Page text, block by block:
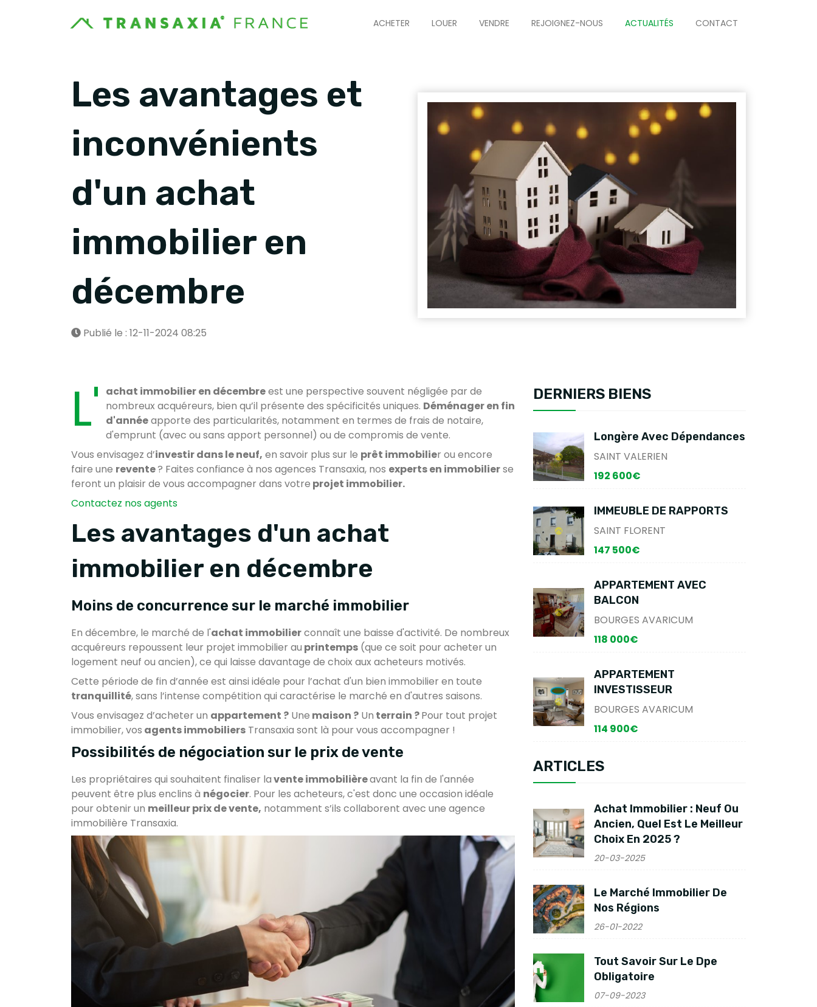
ACHETER LOUER VENDRE REJOIGNEZ-NOUS ACTUALITÉS CONTACT
Les avantages et
inconvénients
d'un achat
immobilier en
décembre
Publié le : 12-11-2024 08:25
L' achat immobilier en décembreest une perspective souvent négligée par de
nombreux acquéreurs, bien qu’il présente des spécificités uniques. Déménager en fin
d'annéeapporte des particularités, notamment en termes de frais de notaire,
d'emprunt (avec ou sans apport personnel) ou de compromis de vente.
Vous envisagez d’investir dans le neuf, en savoir plus sur le prêt immobilier ou encore
faire une revente? Faites confiance à nos agences Transaxia, nos experts en immobilierse
feront un plaisir de vous accompagner dans votre projet immobilier.
Contactez nos agents
Les avantages d'un achat
immobilier en décembre
Moins de concurrence sur le marché immobilier
En décembre, le marché de l'achat immobilierconnaît une baisse d'activité. De nombreux
acquéreurs repoussent leur projet immobilier au printemps (que ce soit pour acheter un
logement neuf ou ancien), ce qui laisse davantage de choix aux acheteurs motivés.
Cette période de fin d’année est ainsi idéale pour l’achat d'un bien immobilier en toute
tranquillité, sans l’intense compétition qui caractérise le marché en d'autres saisons.
Vous envisagez d’acheter un appartement ? Une maison ? Un terrain ?Pour tout projet
immobilier, vos agents immobiliers Transaxia sont là pour vous accompagner !
Possibilités de négociation sur le prix de vente
Les propriétaires qui souhaitent finaliser lavente immobilièreavant la fin de l'année
peuvent être plus enclins à négocier. Pour les acheteurs, c'est donc une occasion idéale
pour obtenir un meilleur prix de vente, notamment s’ils collaborent avec une agence
immobilière Transaxia.
DERNIERS BIENS
Longère Avec Dépendances
SAINT VALERIEN
192 600€
IMMEUBLE DE RAPPORTS
SAINT FLORENT
147 500€
APPARTEMENT AVEC
BALCON
BOURGES AVARICUM
118 000€
APPARTEMENT
INVESTISSEUR
BOURGES AVARICUM
114 900€
ARTICLES
Achat Immobilier : Neuf Ou
Ancien, Quel Est Le Meilleur
Choix En 2025 ?
20-03-2025
Le Marché Immobilier De
Nos Régions
26-01-2022
Tout Savoir Sur Le Dpe
Obligatoire
07-09-2023